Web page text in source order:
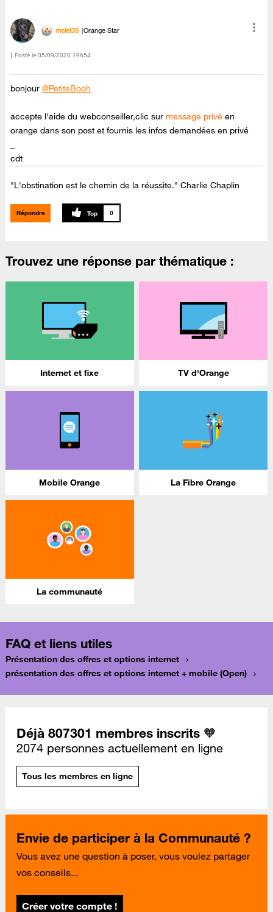
melet39 Orange Star
Posté le ‎05/09/2020 19h54
bonjour@PetiteBooh
accepte l'aide du webconseiller,clic surmessage privé en
orange dans son post et fournis les infos demandées en privé
cdt
"L'obstination est le chemin de la réussite." Charlie Chaplin
Répondre 0
Trouvez une réponse par thématique :
Internet et fixe TV d'Orange
Mobile Orange La Fibre Orange
La communauté
FAQ et liens utiles
Présentation des offres et options internet
présentation des offres et options internet + mobile (Open)
Déjà 807301 membres inscrits 🧡
2074 personnes actuellement en ligne
Tous les membres en ligne
Envie de participer à la Communauté ?
Vous avez une question à poser, vous voulez partager
vos conseils...
Créer votre compte !